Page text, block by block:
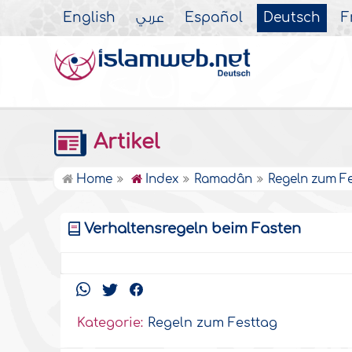
English عربي Español Deutsch
Artikel
Home Index Ramadân Regeln zum
Verhaltensregeln beim Fasten
Kategorie: Regeln zum Festtag